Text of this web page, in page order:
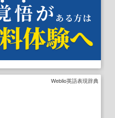
Weblio英語表現辞典